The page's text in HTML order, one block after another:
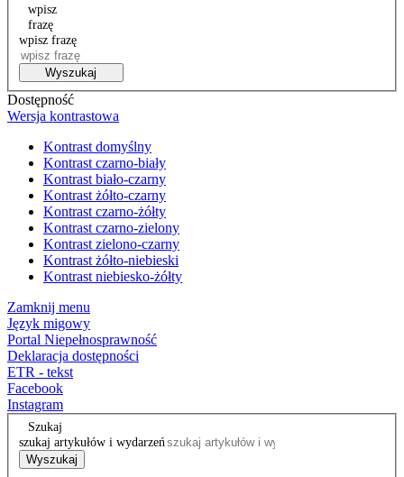
wpisz
frazę
wpisz frazę
Wyszukaj
Dostępność
Wersja kontrastowa
Kontrast domyślny
Kontrast czarno-biały
Kontrast biało-czarny
Kontrast żółto-czarny
Kontrast czarno-żółty
Kontrast czarno-zielony
Kontrast zielono-czarny
Kontrast żółto-niebieski
Kontrast niebiesko-żółty
Zamknij menu
Język migowy
Portal Niepełnosprawność
Deklaracja dostępności
ETR - tekst
Facebook
Instagram
Szukaj
szukaj artykułów i wydarzeń
Wyszukaj